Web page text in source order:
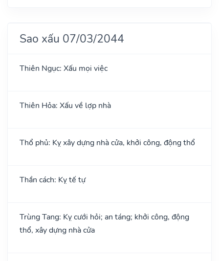
Sao xấu 07/03/2044
Thiên Ngục: Xấu mọi việc
Thiên Hỏa: Xấu về lợp nhà
Thổ phủ: Kỵ xây dựng nhà cửa, khởi công, động thổ
Thần cách: Kỵ tế tự
Trùng Tang: Kỵ cưới hỏi; an táng; khởi công, động
thổ, xây dựng nhà cửa